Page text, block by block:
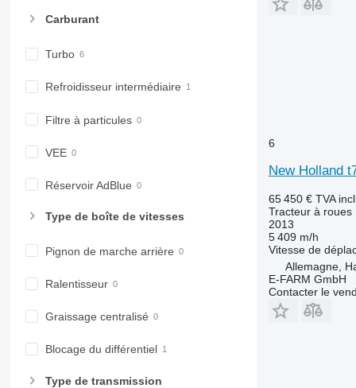
X-series
Carburant
Turbo
Refroidisseur intermédiaire
Filtre à particules
VEE
Réservoir AdBlue
Type de boîte de vitesses
Pignon de marche arrière
Ralentisseur
Graissage centralisé
Blocage du différentiel
Type de transmission
6
New Holland
65 450 € TVA
Tracteur à roues
2013
5 409 m/h
Vitesse de
Allemagne,
E-FARM GmbH
Contacter le